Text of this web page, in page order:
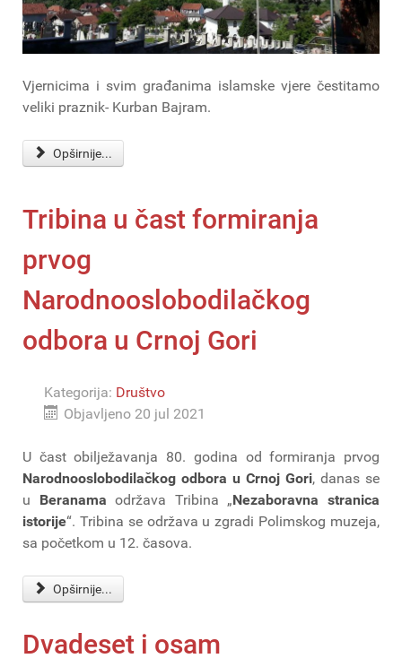
Vjernicima i svim građanima islamske vjere čestitamo
veliki praznik- Kurban Bajram.
Opširnije...
Tribina u čast formiranja
prvog
Narodnooslobodilačkog
odbora u Crnoj Gori
Kategorija: Društvo
Objavljeno 20 jul 2021
U čast obilježavanja 80. godina od formiranja prvog
Narodnooslobodilačkog odbora u Crnoj Gori, danas se
u Beranamaodržava Tribina „Nezaboravna stranica
istorije“. Tribina se održava u zgradi Polimskog muzeja,
sa početkom u 12. časova.
Opširnije...
Dvadeset i osam